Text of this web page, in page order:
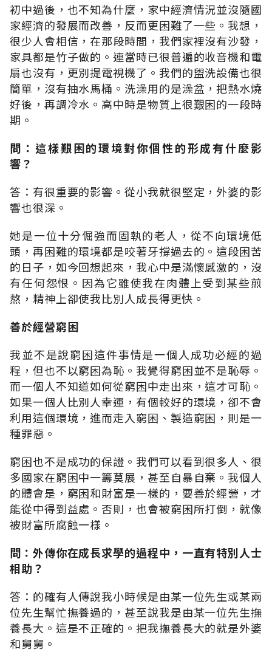
初中過後，也不知為什麼，家中經濟情況並沒隨國
家經濟的發展而改善，反而更困難了一些。我想，
很少人會相信，在那段時間，我們家裡沒有沙發，
家具都是竹子做的。連當時已很普遍的收音機和電
扇也沒有，更別提電視機了。我們的盥洗設備也很
簡單，沒有抽水馬桶。洗澡用的是澡盆，把熱水燒
好後，再調冷水。高中時是物質上很艱困的一段時
期。
問：這樣艱困的環境對你個性的形成有什麼影
響？
答：有很重要的影響。從小我就很堅定，外婆的影
響也很深。
她是一位十分倔強而固執的老人，從不向環境低
頭，再困難的環境都是咬著牙撐過去的。這段困苦
的日子，如今回想起來，我心中是滿懷感激的，沒
有任何怨恨。因為它雖使我在肉體上受到某些煎
熬，精神上卻使我比別人成長得更快。
善於經營窮困
我並不是說窮困這件事情是一個人成功必經的過
程，但也不以窮困為恥。我覺得窮困並不是恥辱。
而一個人不知道如何從窮困中走出來，這才可恥。
如果一個人比別人幸運，有個較好的環境，卻不會
利用這個環境，進而走入窮困、製造窮困，則是一
種罪惡。
窮困也不是成功的保證。我們可以看到很多人、很
多國家在窮困中一籌莫展，甚至自暴自棄。我個人
的體會是，窮困和財富是一樣的，要善於經營，才
能從中得到益處。否則，也會被窮困所打倒，就像
被財富所腐蝕一樣。
問：外傳你在成長求學的過程中，一直有特別人士
相助？
答：的確有人傳說我小時候是由某一位先生或某兩
位先生幫忙撫養過的，甚至說我是由某一位先生撫
養長大。這是不正確的。把我撫養長大的就是外婆
和舅舅。